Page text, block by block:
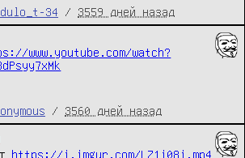
34 / 3559 дней назад
www.youtube.com/watch?
/ 3560 дней назад
https://i.imgur.com/LZ1i08i.mp4